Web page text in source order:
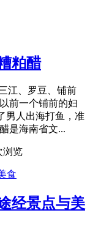
粕醋
江、罗豆、铺前
前一个铺前的妇
男人出海打鱼，准
是海南省文...
浏览
经景点与美